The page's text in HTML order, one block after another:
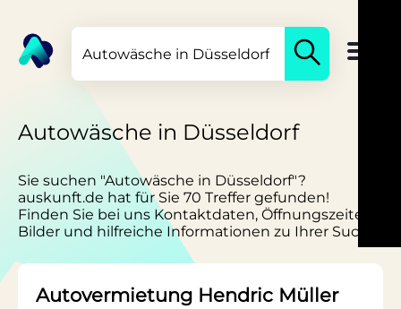
Autowäsche in Düsseldorf
Sie suchen "Autowäsche in Düsseldorf"?
auskunft.de hat für Sie 70 Treffer gefunden!
Finden Sie bei uns Kontaktdaten, Öffnungszeiten,
Bilder und hilfreiche Informationen zu Ihrer Suche.
Autovermietung Hendric Müller